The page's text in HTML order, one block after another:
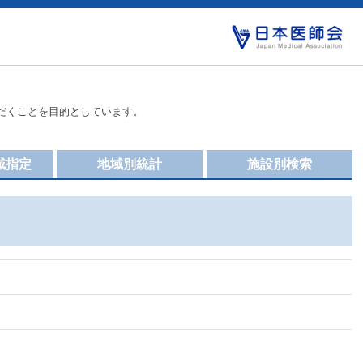
ことを目的としています。
施設別検索
地域別統計
指定